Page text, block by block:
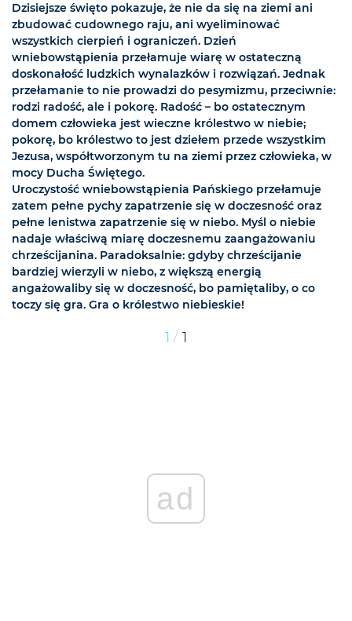
Dzisiejsze święto pokazuje, że nie da się na ziemi ani
zbudować cudownego raju, ani wyeliminować
wszystkich cierpień i ograniczeń. Dzień
wniebowstąpienia przełamuje wiarę w ostateczną
doskonałość ludzkich wynalazków i rozwiązań. Jednak
przełamanie to nie prowadzi do pesymizmu, przeciwnie:
rodzi radość, ale i pokorę. Radość – bo ostatecznym
domem człowieka jest wieczne królestwo w niebie;
pokorę, bo królestwo to jest dziełem przede wszystkim
Jezusa, współtworzonym tu na ziemi przez człowieka, w
mocy Ducha Świętego.
Uroczystość wniebowstąpienia Pańskiego przełamuje
zatem pełne pychy zapatrzenie się w doczesność oraz
pełne lenistwa zapatrzenie się w niebo. Myśl o niebie
nadaje właściwą miarę doczesnemu zaangażowaniu
chrześcijanina. Paradoksalnie: gdyby chrześcijanie
bardziej wierzyli w niebo, z większą energią
angażowaliby się w doczesność, bo pamiętaliby, o co
toczy się gra. Gra o królestwo niebieskie!
1 / 1
ad